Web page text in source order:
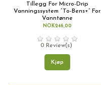
Tillegg For Micro-Drip
Vanningssystem “To-Bens+” For
Vanntønne
NOK246,00
0 Review(s)
Kjøp